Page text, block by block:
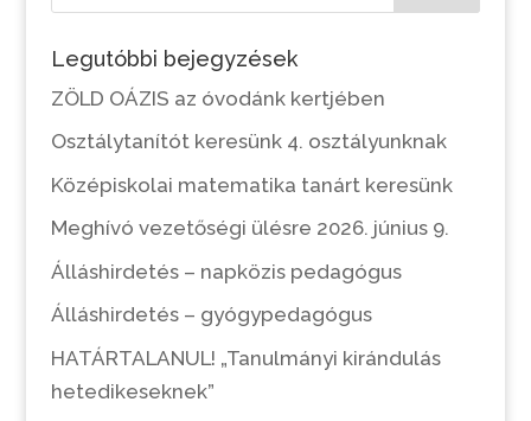
Legutóbbi bejegyzések
ZÖLD OÁZIS az óvodánk kertjében
Osztálytanítót keresünk 4. osztályunknak
Középiskolai matematika tanárt keresünk
Meghívó vezetőségi ülésre 2026. június 9.
Álláshirdetés – napközis pedagógus
Álláshirdetés – gyógypedagógus
HATÁRTALANUL! „Tanulmányi kirándulás
hetedikeseknek”